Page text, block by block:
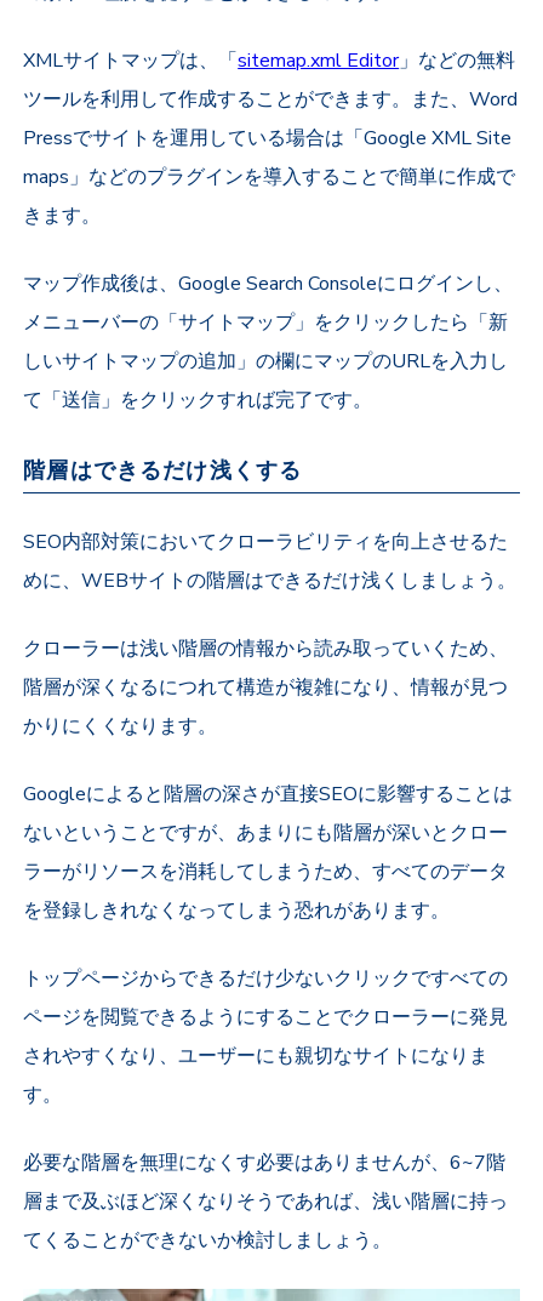
XMLサイトマップは、「sitemap.xml Editor」などの無料
ツールを利用して作成することができます。また、Word
Pressでサイトを運用している場合は「Google XML Site
maps」などのプラグインを導入することで簡単に作成で
きます。
マップ作成後は、Google Search Consoleにログインし、
メニューバーの「サイトマップ」をクリックしたら「新
しいサイトマップの追加」の欄にマップのURLを入力し
て「送信」をクリックすれば完了です。
階層はできるだけ浅くする
SEO内部対策においてクローラビリティを向上させるた
めに、WEBサイトの階層はできるだけ浅くしましょう。
クローラーは浅い階層の情報から読み取っていくため、
階層が深くなるにつれて構造が複雑になり、情報が見つ
かりにくくなります。
Googleによると階層の深さが直接SEOに影響することは
ないということですが、あまりにも階層が深いとクロー
ラーがリソースを消耗してしまうため、すべてのデータ
を登録しきれなくなってしまう恐れがあります。
トップページからできるだけ少ないクリックですべての
ページを閲覧できるようにすることでクローラーに発見
されやすくなり、ユーザーにも親切なサイトになりま
す。
必要な階層を無理になくす必要はありませんが、6~7階
層まで及ぶほど深くなりそうであれば、浅い階層に持っ
てくることができないか検討しましょう。